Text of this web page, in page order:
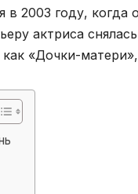
2003 году, когда
актриса
«Дочки-